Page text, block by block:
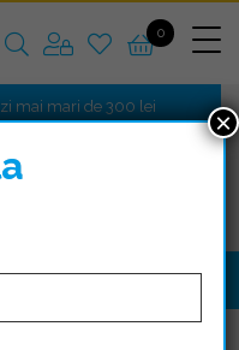
0
mai mari de 300 lei
sau ridicate din
×